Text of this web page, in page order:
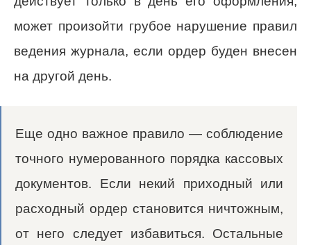
может произойти грубое нарушение правил
ведения журнала, если ордер буден внесен
на другой день.
Еще одно важное правило — соблюдение
точного нумерованного порядка кассовых
документов. Если некий приходный или
расходный ордер становится ничтожным,
от него следует избавиться. Остальные